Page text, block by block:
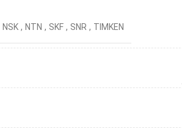
NSK , NTN , SKF , SNR , TIMKEN